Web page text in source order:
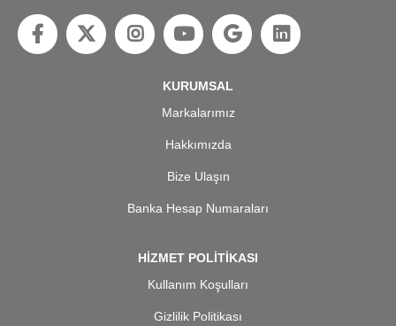
KURUMSAL
Markalarımız
Hakkımızda
Bize Ulaşın
Banka Hesap Numaraları
HİZMET POLİTİKASI
Kullanım Koşulları
Gizlilik Politikası